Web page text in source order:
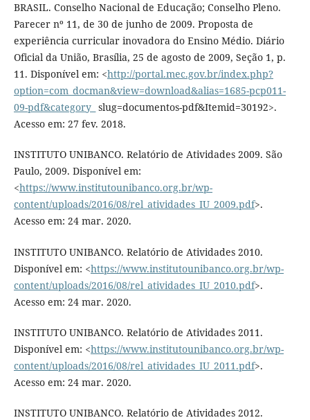
BRASIL. Conselho Nacional de Educação; Conselho Pleno.
Parecer nº 11, de 30 de junho de 2009. Proposta de
experiência curricular inovadora do Ensino Médio. Diário
Oficial da União, Brasília, 25 de agosto de 2009, Seção 1, p.
11. Disponível em: <http://portal.mec.gov.br/index.php?
option=com_docman&view=download&alias=1685-pcp011-
09-pdf&category_ slug=documentos-pdf&Itemid=30192>.
Acesso em: 27 fev. 2018.
INSTITUTO UNIBANCO. Relatório de Atividades 2009. São
Paulo, 2009. Disponível em:
<https://www.institutounibanco.org.br/wp-
content/uploads/2016/08/rel_atividades_IU_2009.pdf>.
Acesso em: 24 mar. 2020.
INSTITUTO UNIBANCO. Relatório de Atividades 2010.
Disponível em: <https://www.institutounibanco.org.br/wp-
content/uploads/2016/08/rel_atividades_IU_2010.pdf>.
Acesso em: 24 mar. 2020.
INSTITUTO UNIBANCO. Relatório de Atividades 2011.
Disponível em: <https://www.institutounibanco.org.br/wp-
content/uploads/2016/08/rel_atividades_IU_2011.pdf>.
Acesso em: 24 mar. 2020.
INSTITUTO UNIBANCO. Relatório de Atividades 2012.